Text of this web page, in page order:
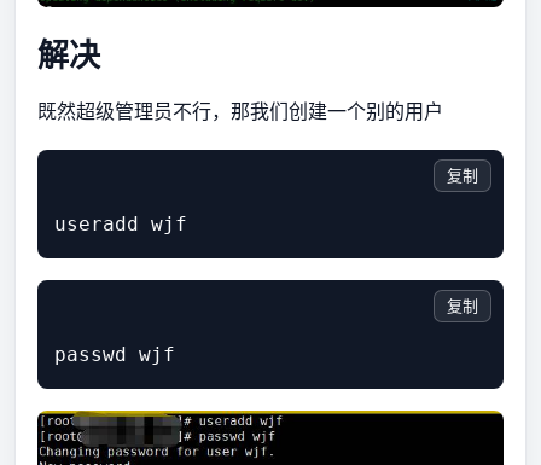
解决
既然超级管理员不行，那我们创建一个别的用户
复制
复制